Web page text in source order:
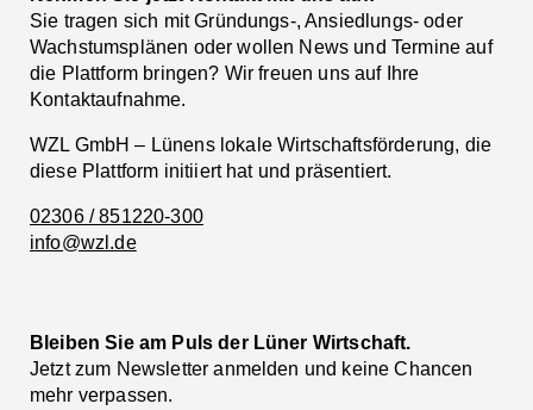
Sie tragen sich mit Gründungs-, Ansiedlungs- oder
Wachstumsplänen oder wollen News und Termine auf
die Plattform bringen? Wir freuen uns auf Ihre
Kontaktaufnahme.
WZL GmbH – Lünens lokale Wirtschaftsförderung, die
diese Plattform initiiert hat und präsentiert.
02306 / 851220-300
info@wzl.de
Bleiben Sie am Puls der Lüner Wirtschaft.
Jetzt zum Newsletter anmelden und keine Chancen
mehr verpassen.